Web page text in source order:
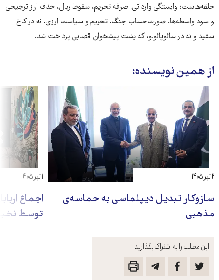
این مطلب را به اشتراک بگذارید
حلقه‌هاست: وابستگی وارداتی، صرفه تحریم، سقوط ریال، حذف ارز ترجیحی
و سود واسطه‌ها. صورت‌حساب جنگ، تحریم و سیاست ارزی، نه در کاخ
سفید و نه در سائوپائولو، که پشت پیشخوان قصابی پرداخت شد.
از همین نویسنده:
سازوکار تبدیل دیپلماسی به حماسه‌ی
مذهبی
۲ تیر ۱۴۰۵
اجماع
توسط
۱ تیر ۱۴۰۵